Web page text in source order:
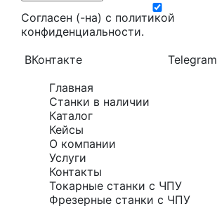
Согласен (-на) с политикой
конфиденциальности.
ВКонтакте
Telegram
Главная
Станки в наличии
Каталог
Кейсы
О компании
Услуги
Контакты
Токарные станки с ЧПУ
Фрезерные станки с ЧПУ